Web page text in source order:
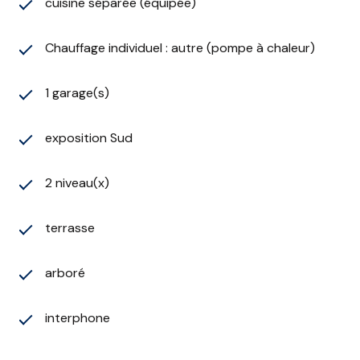
locatifs.
- Construction solide et qualitative
- Terrain parfaitement entrenu
- Maison très lumineuse grace aux nombreuses
- Idéal pour une famille nombreuse ou professionnel
- Portail électrique
Honoraires charge vendeur
Contactez-nous pour organiser une visite
Chauffage individuel : autre (pompe à chaleur)
1 garage(s)
exposition Sud
2 niveau(x)
terrasse
arboré
interphone